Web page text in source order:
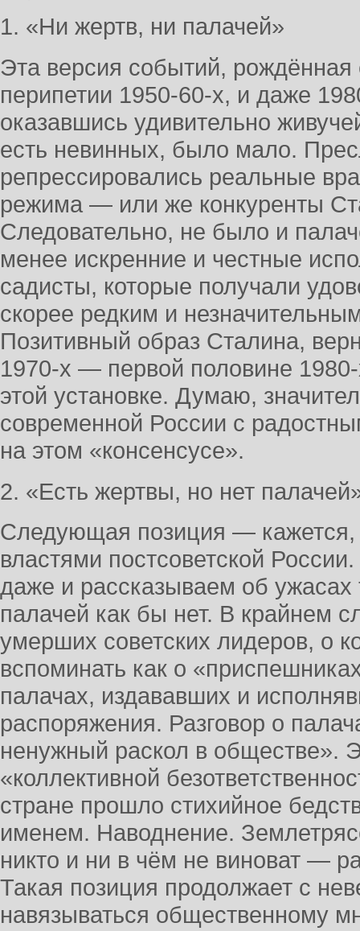
1. «Ни жертв, ни палачей»
Эта версия событий,
перипетии 1950-60-х, и даже
оказавшись удивительно
есть невинных, было мало.
репрессировались реальные
режима — или же конкуренты
Следовательно, не было и
менее искренние и честные
садисты, которые получали
скорее редким и
Позитивный образ Сталина,
1970-х — первой половине
этой установке. Думаю,
современной России с
на этом «консенсусе».
2. «Есть жертвы, но нет
Следующая позиция —
властями постсоветской
даже и рассказываем об ужасах
палачей как бы нет. В крайнем
умерших советских лидеров, о
вспоминать как о
палачах, издававших и
распоряжения. Разговор о
ненужный раскол в обществе».
«коллективной
стране прошло стихийное
именем. Наводнение.
никто и ни в чём не виноват —
Такая позиция продолжает с
навязываться общественному